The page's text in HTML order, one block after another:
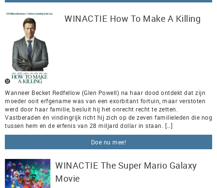
WINACTIE How To Make A Killing
Wanneer Becket Redfellow (Glen Powell) na haar dood ontdekt dat zijn
moeder ooit erfgename was van een exorbitant fortuin, maar verstoten
werd door haar familie, besluit hij het onrecht recht te zetten.
Vastberaden én vindingrijk richt hij zich op de zeven familieleden die nog
tussen hem en de erfenis van 28 miljard dollar in staan. […]
Doe nu mee!
WINACTIE The Super Mario Galaxy
Movie